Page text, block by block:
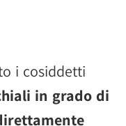
i cosiddetti
in grado di